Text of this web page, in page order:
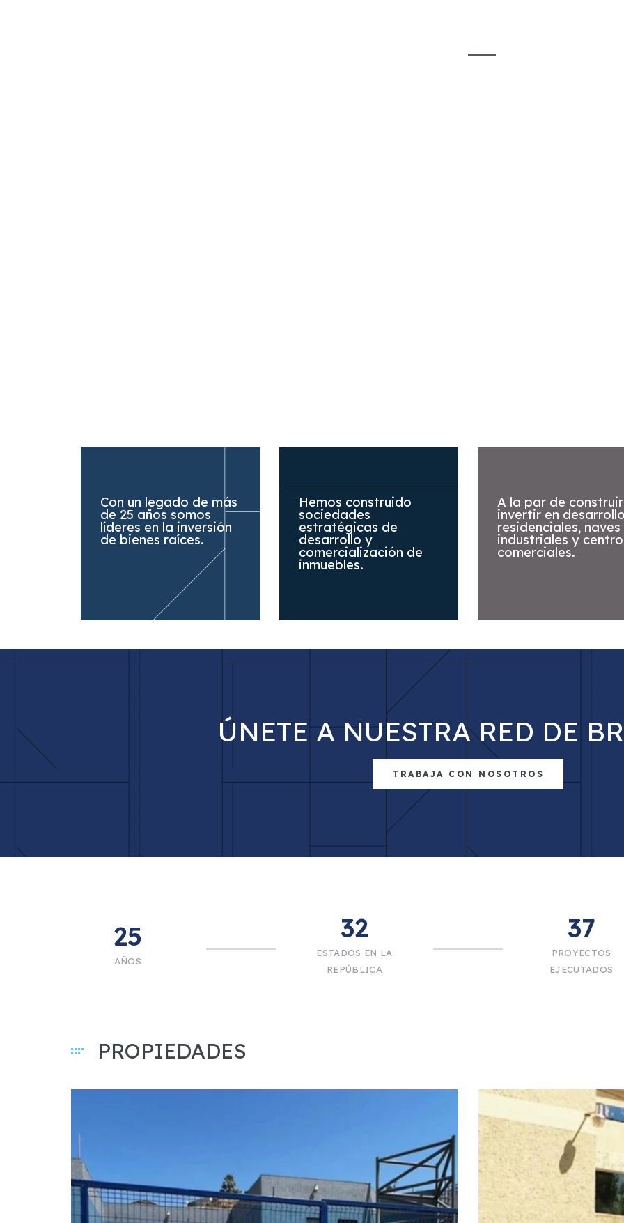
Con un legado de más
de 25 años somos
líderes en la inversión
de bienes raíces.
Hemos construido
sociedades
estratégicas de
desarrollo y
comercialización de
inmuebles.
A la par de
invertir en
residenciales, naves
industriales y
comerciales.
ÚNETE A NUESTRA RED DE
TRABAJA CON NOSOTROS
25
AÑOS
32
ESTADOS EN LA
REPÚBLICA
37
PROYECTOS
EJECUTADOS
PROPIEDADES